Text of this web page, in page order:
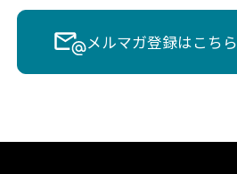
メルマガ登録はこちら